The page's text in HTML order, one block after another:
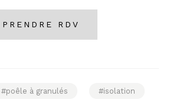
PRENDRE RDV
#poêle à granulés #isolation